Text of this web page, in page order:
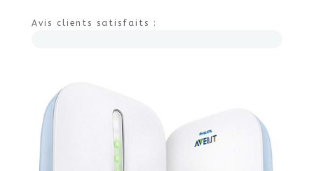
Avis clients satisfaits :